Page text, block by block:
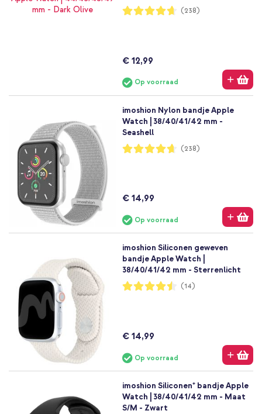
Waardering:
93%
(238)
€ 12,99
Op voorraad
imoshion Nylon bandje Apple
Watch | 38/40/41/42 mm -
Seashell
Waardering:
93%
(238)
€ 14,99
Op voorraad
imoshion Siliconen geweven
bandje Apple Watch |
38/40/41/42 mm - Sterrenlicht
Waardering:
(14)
€ 14,99
Op voorraad
imoshion Siliconen⁺ bandje Apple
Watch | 38/40/41/42 mm - Maat
S/M - Zwart